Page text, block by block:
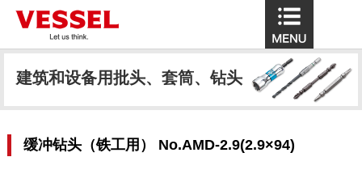
建筑和设备用批头、套筒、钻头
缓冲钻头（铁工用） No.AMD-2.9(2.9×94)